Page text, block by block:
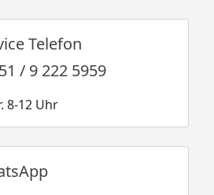
Telefon
/ 9 222 5959
8-12 Uhr